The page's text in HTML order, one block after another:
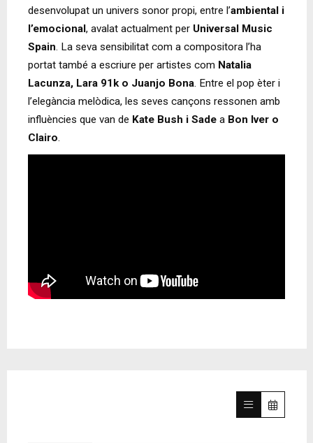
desenvolupat un univers sonor propi, entre l’ambiental i
l’emocional, avalat actualment per Universal Music
Spain . La seva sensibilitat com a compositora l’ha
portat també a escriure per artistes com Natalia
Lacunza, Lara 91k o Juanjo Bona. Entre el pop èter i
l’elegància melòdica, les seves cançons ressonen amb
influències que van de Kate Bush i Sadea Bon Iver o
Clairo